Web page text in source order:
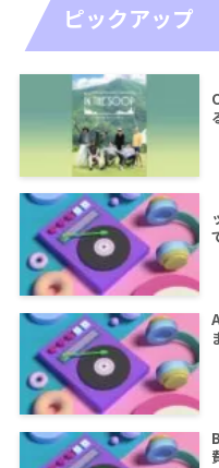
ピックアップ